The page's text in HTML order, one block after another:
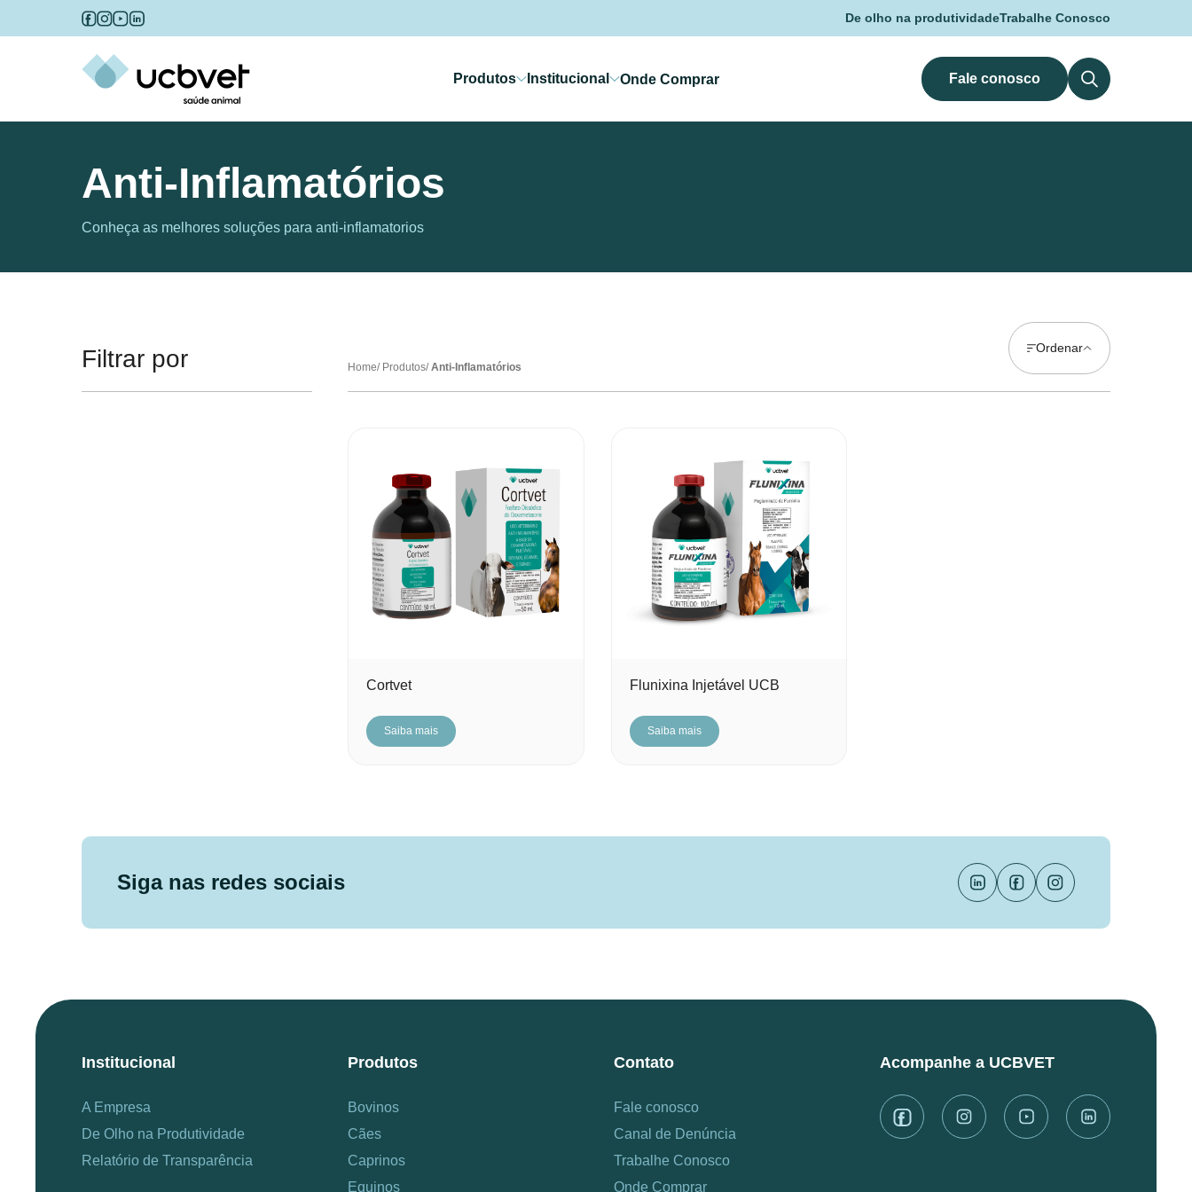
De olho na produtividadeTrabalhe Conosco
Produtos Institucional Onde Comprar Fale conosco
Anti-Inflamatórios
Conheça as melhores soluções para anti-inflamatorios
Filtrar por Home Produtos Anti-Inflamatórios
Ordenar
Cortvet
Saiba mais
Flunixina Injetável UCB
Saiba mais
Siga nas redes sociais
Institucional
A Empresa
De Olho na Produtividade
Relatório de Transparência
Produtos
Bovinos
Cães
Caprinos
Equinos
Contato
Fale conosco
Canal de Denúncia
Trabalhe Conosco
Onde Comprar
Acompanhe a UCBVET